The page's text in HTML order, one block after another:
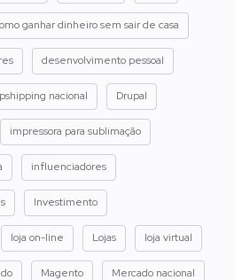
ganhar dinheiro sem sair de casa
desenvolvimento pessoal
nacional Drupal
impressora para sublimação
influenciadores
Investimento
loja on-line Lojas loja virtual
Magento Mercado nacional